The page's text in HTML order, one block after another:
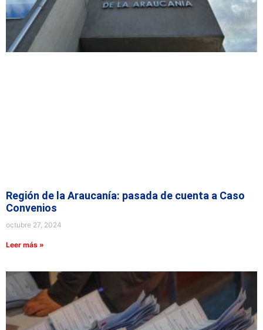
Región de la Araucanía: pasada de cuenta a Caso
Convenios
octubre 27, 2024
Leer más »